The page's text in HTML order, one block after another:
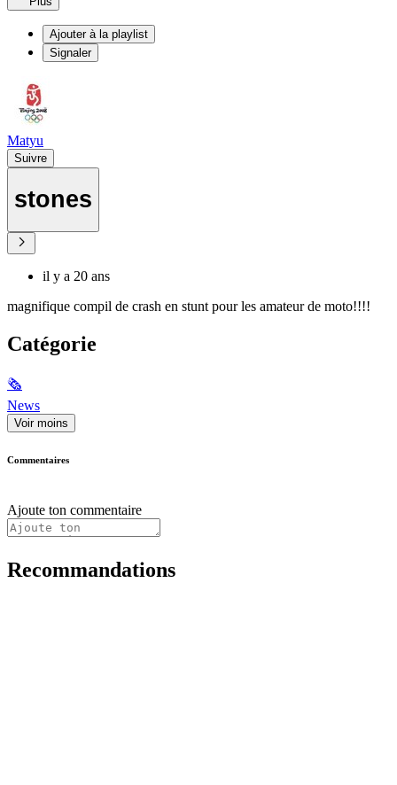
Ajouter à la playlist
Signaler
Matyu
Suivre
stones
il y a 20 ans
magnifique compil de crash en stunt pour les amateur de moto!!!!
Catégorie
🗞
News
Voir moins
Commentaires
Ajoute ton commentaire
Recommandations